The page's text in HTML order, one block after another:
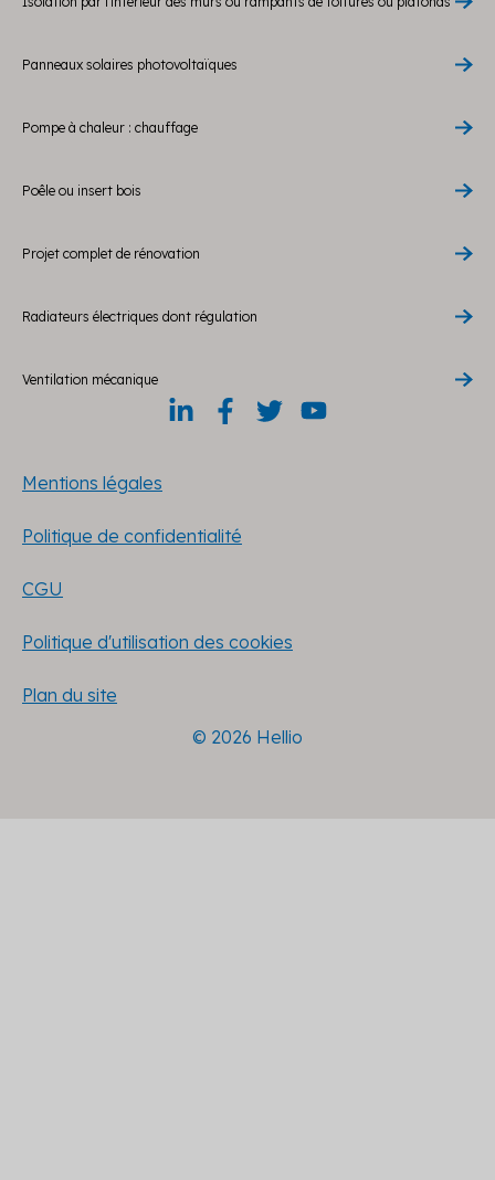
Panneaux solaires photovoltaïques
Pompe à chaleur : chauffage
Poêle ou insert bois
Projet complet de rénovation
Radiateurs électriques dont régulation
Ventilation mécanique
Mentions légales
Politique de confidentialité
CGU
Politique d'utilisation des cookies
Plan du site
© 2026 Hellio